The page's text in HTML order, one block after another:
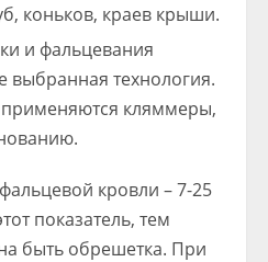
коньков, краев крыши.
и фальцевания
выбранная технология.
кляммеры,
кровли – 7-25
показатель, тем
быть обрешетка. При